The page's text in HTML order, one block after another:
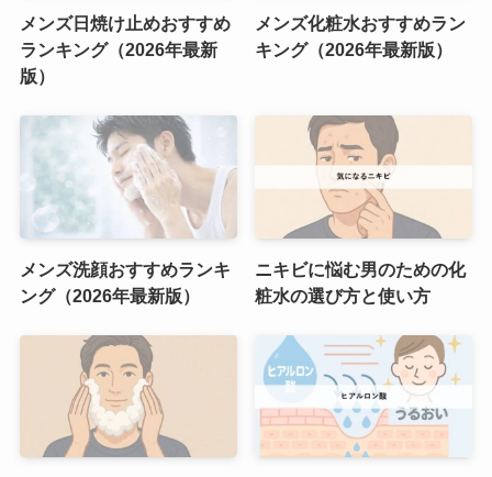
メンズ日焼け止めおすすめ
ランキング（2026年最新
版）
メンズ化粧水おすすめラン
キング（2026年最新版）
メンズ洗顔おすすめランキ
ング（2026年最新版）
ニキビに悩む男のための化
粧水の選び方と使い方